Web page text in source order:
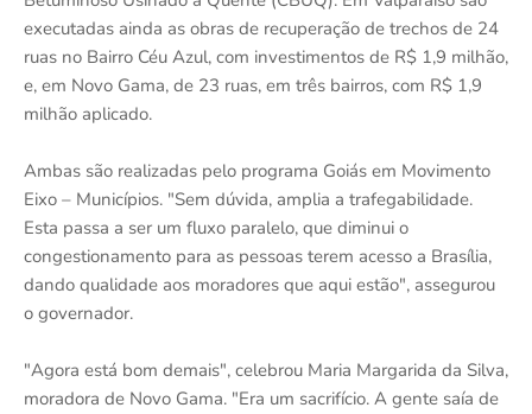
executadas ainda as obras de recuperação de trechos de 24
ruas no Bairro Céu Azul, com investimentos de R$ 1,9 milhão,
e, em Novo Gama, de 23 ruas, em três bairros, com R$ 1,9
milhão aplicado.
Ambas são realizadas pelo programa Goiás em Movimento
Eixo – Municípios. "Sem dúvida, amplia a trafegabilidade.
Esta passa a ser um fluxo paralelo, que diminui o
congestionamento para as pessoas terem acesso a Brasília,
dando qualidade aos moradores que aqui estão", assegurou
o governador.
"Agora está bom demais", celebrou Maria Margarida da Silva,
moradora de Novo Gama. "Era um sacrifício. A gente saía de